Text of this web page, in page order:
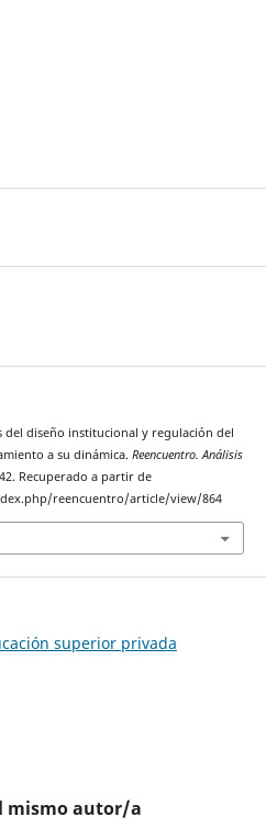
del diseño institucional y regulación del
a su dinámica. Reencuentro. Análisis
Recuperado a partir de
reencuentro/article/view/864
superior privada
mismo autor/a